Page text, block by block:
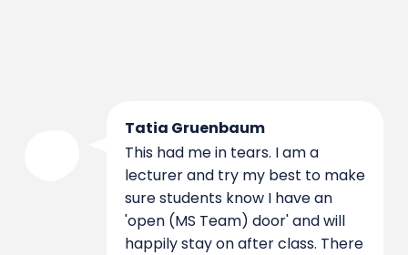
Tatia Gruenbaum
This had me in tears. I am a
lecturer and try my best to make
sure students know I have an
'open (MS Team) door' and will
happily stay on after class. There